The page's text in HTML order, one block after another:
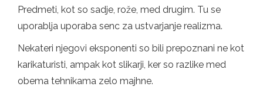
Predmeti, kot so sadje, rože, med drugim. Tu se
uporablja uporaba senc za ustvarjanje realizma.
Nekateri njegovi eksponenti so bili prepoznani ne kot
karikaturisti, ampak kot slikarji, ker so razlike med
obema tehnikama zelo majhne.